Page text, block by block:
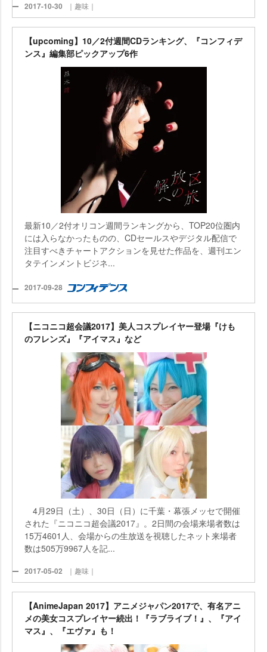
2017-10-30 ｜趣味｜
【upcoming】10／2付週間CDランキング、『コンフィデ
ンス』編集部ピックアップ6作
最新10／2付オリコン週間ランキングから、TOP20位圏内
には入らなかったものの、CDセールスやデジタル配信で
注目すべきチャートアクションを見せた作品を、週刊エン
タテインメントビジネ...
2017-09-28
【ニコニコ超会議2017】美人コスプレイヤー登場『けも
のフレンズ』『アイマス』など
4月29日（土）、30日（日）に千葉・幕張メッセで開催
された『ニコニコ超会議2017』。2日間の会場来場者数は
15万4601人、会場からの生放送を視聴したネット来場者
数は505万9967人を記...
2017-05-02 ｜趣味｜
【AnimeJapan 2017】アニメジャパン2017で、有名アニ
メの美女コスプレイヤー続出！『ラブライブ！』、『アイ
マス』、『エヴァ』も！